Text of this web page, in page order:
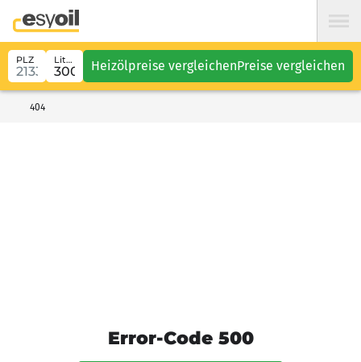
PLZ Liter Heizölpreise vergleichenPreise vergleichen
404
Error-Code 500